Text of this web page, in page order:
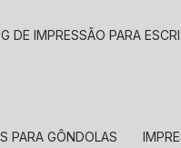
DE IMPRESSÃO PARA
PARA GÔNDOLAS